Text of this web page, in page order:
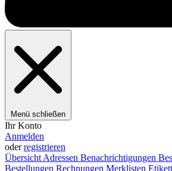
Menü schließen
Ihr Konto
Anmelden
oderregistrieren
Übersicht Adressen Benachrichtigungen
Bestellungen Rechnungen Merklisten